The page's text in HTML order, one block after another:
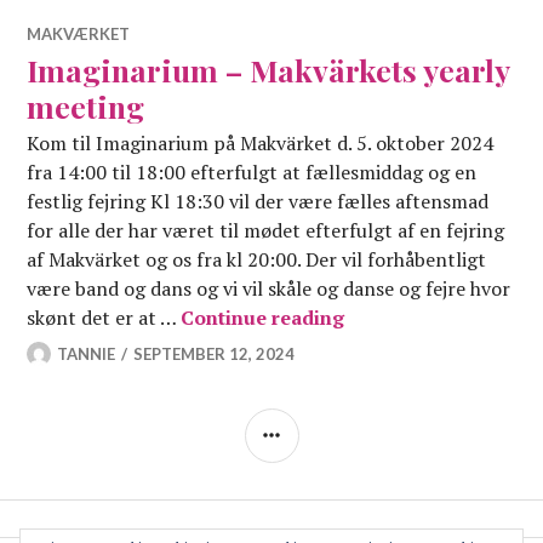
MAKVÆRKET
Imaginarium – Makvärkets yearly
meeting
Kom til Imaginarium på Makvärket d. 5. oktober 2024
fra 14:00 til 18:00 efterfulgt at fællesmiddag og en
festlig fejring Kl 18:30 vil der være fælles aftensmad
for alle der har været til mødet efterfulgt af en fejring
af Makvärket og os fra kl 20:00. Der vil forhåbentligt
være band og dans og vi vil skåle og danse og fejre hvor
skønt det er at … Continue readingImaginarium –
TANNIE SEPTEMBER 12, 2024
SIDEBAR